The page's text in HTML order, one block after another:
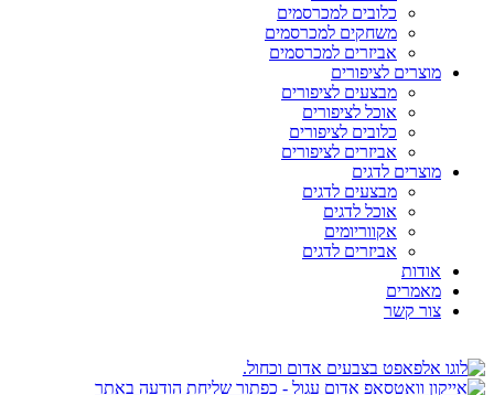
כלובים למכרסמים
משחקים למכרסמים
אביזרים למכרסמים
מוצרים לציפורים
מבצעים לציפורים
אוכל לציפורים
כלובים לציפורים
אביזרים לציפורים
מוצרים לדגים
מבצעים לדגים
אוכל לדגים
אקווריומים
אביזרים לדגים
אודות
מאמרים
צור קשר